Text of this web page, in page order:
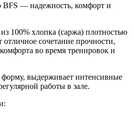
BFS — надежность, комфорт и
100% хлопка (саржа) плотностью
отличное сочетание прочности,
во время тренировок и
выдерживает интенсивные
работы в зале.